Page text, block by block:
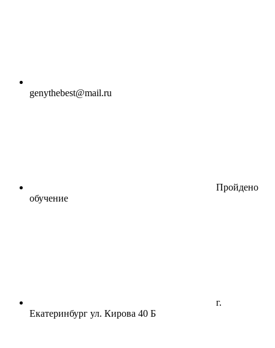
genythebest@mail.ru
Пройдено
обучение
г.
Екатеринбург ул. Кирова 40 Б